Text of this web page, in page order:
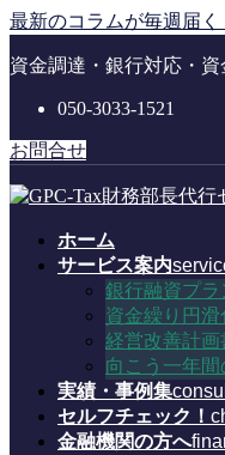
コ
テ
に
移
動
ナ
ゲ
ョ
ン
に
最新のコラムが毎週届
資金調達・銀行対応・
050-3033-1521
お問合せ
ホーム
サービス案内
銀行融資プラ
資金繰り円滑
経営改善計画
向こう一年
実績・事例集
セルフチェック！
金融機関の方へ